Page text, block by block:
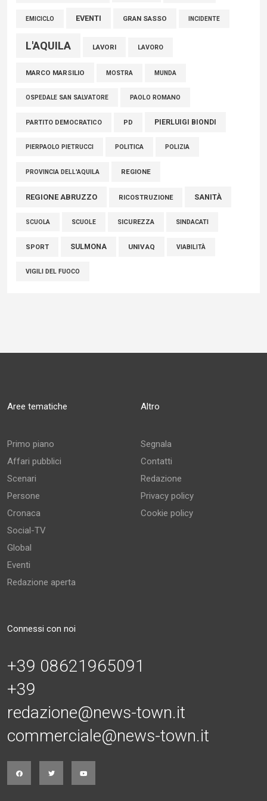
EMICICLO EVENTI GRAN SASSO INCIDENTE
L'AQUILA LAVORI LAVORO
MARCO MARSILIO MOSTRA MUNDA
OSPEDALE SAN SALVATORE PAOLO ROMANO
PARTITO DEMOCRATICO PD PIERLUIGI BIONDI
PIERPAOLO PIETRUCCI POLITICA POLIZIA
PROVINCIA DELL'AQUILA REGIONE
REGIONE ABRUZZO RICOSTRUZIONE SANITÀ
SCUOLA SCUOLE SICUREZZA SINDACATI
SPORT SULMONA UNIVAQ VIABILITÀ
VIGILI DEL FUOCO
Aree tematiche
Primo piano
Affari pubblici
Scenari
Persone
Cronaca
Social-TV
Global
Eventi
Redazione aperta
Altro
Segnala
Contatti
Redazione
Privacy policy
Cookie policy
Connessi con noi
+39 08621965091
+39
redazione@news-town.it
commerciale@news-town.it